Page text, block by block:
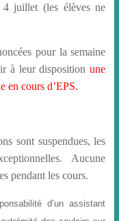
4 juillet (les élèves ne
pour la semaine
à leur dispositionune
en cours d’EPS.
sont suspendues, les
Aucune
pendant les cours.
d’un assistant